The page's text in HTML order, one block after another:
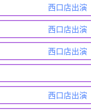
西口店出演
西口店出演
西口店出演
西口店出演